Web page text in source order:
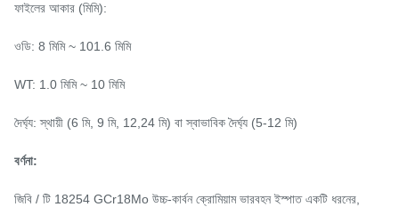
ফাইলের আকার (মিমি):
ওডি: 8 মিমি ~ 101.6 মিমি
WT: 1.0 মিমি ~ 10 মিমি
দৈর্ঘ্য: স্থায়ী (6 মি, 9 মি, 12,24 মি) বা স্বাভাবিক দৈর্ঘ্য (5-12 মি)
বর্ণনা:
জিবি / টি 18254 GCr18Mo উচ্চ-কার্বন ক্রোমিয়াম ভারবহন ইস্পাত একটি ধরনের,